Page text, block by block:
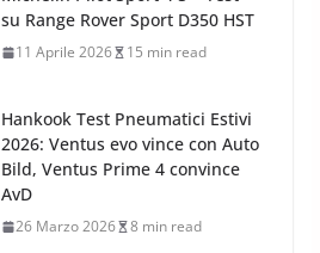
26 Marzo 2025 2 min read
2026: Ventus evo vince con Auto
Bild, Ventus Prime 4 convince
Test Gomme 2026 Tyre Reviews:
i Migliori pneumatici estivi
sportivi a confronto